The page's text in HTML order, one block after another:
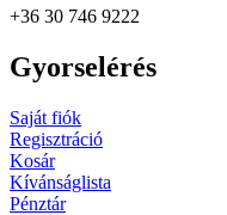
+36 30 746 9222
Gyorselérés
Saját fiók
Regisztráció
Kosár
Kívánságlista
Pénztár